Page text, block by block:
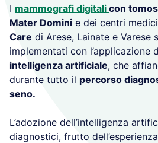
I mammografi digitali con
Mater Domini e dei centri medici
Care di Arese, Lainate e Varese
implementati con l’applicazione
intelligenza artificiale, che
durante tutto il percorso
seno.
L’adozione dell’intelligenza
diagnostici, frutto